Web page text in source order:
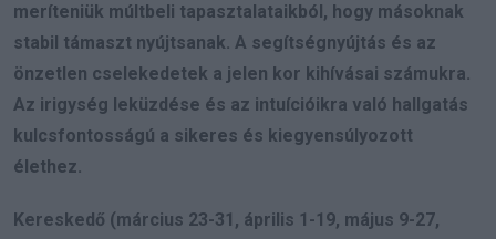
meríteniük múltbeli tapasztalataikból, hogy másoknak
stabil támaszt nyújtsanak. A segítségnyújtás és az
önzetlen cselekedetek a jelen kor kihívásai számukra.
Az irigység leküzdése és az intuícióikra való hallgatás
kulcsfontosságú a sikeres és kiegyensúlyozott
élethez.
Kereskedő (március 23-31, április 1-19, május 9-27,